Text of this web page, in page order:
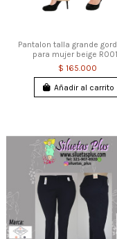
Pantalon talla grande
para mujer beige
$ 165.000
Añadir al carrito